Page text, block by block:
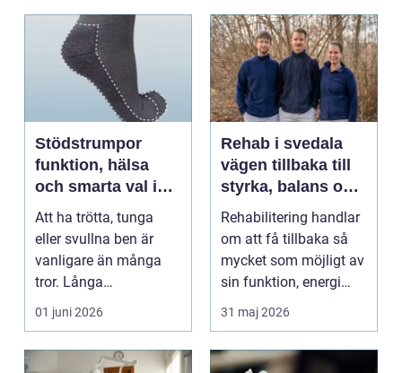
Stödstrumpor
funktion, hälsa
och smarta val i
vardagen
Att ha trötta, tunga
eller svullna ben är
vanligare än många
tror. Långa
arbetsdagar på hårda
golv, ...
01 juni 2026
Rehab i svedala
vägen tillbaka till
styrka, balans och
vardag
Rehabilitering handlar
om att få tillbaka så
mycket som möjligt av
sin funktion, energi
och trygghet...
31 maj 2026